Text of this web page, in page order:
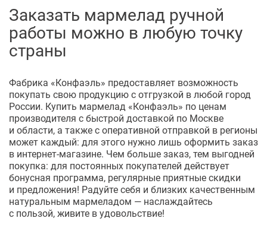
Заказать мармелад ручной
работы можно в любую точку
страны
Фабрика «Конфаэль» предоставляет возможность
покупать свою продукцию с отгрузкой в любой город
России. Купить мармелад «Конфаэль» по ценам
производителя с быстрой доставкой по Москве
и области, а также с оперативной отправкой в регионы
может каждый: для этого нужно лишь оформить заказ
в интернет-магазине. Чем больше заказ, тем выгодней
покупка: для постоянных покупателей действует
бонусная программа, регулярные приятные скидки
и предложения! Радуйте себя и близких качественным
натуральным мармеладом — наслаждайтесь
с пользой, живите в удовольствие!